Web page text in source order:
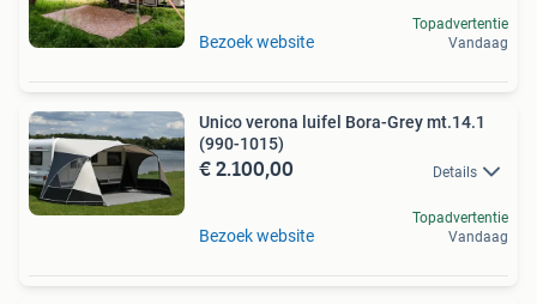
Bezoek website
Topadvertentie
Vandaag
Unico verona luifel Bora-Grey mt.14.1
(990-1015)
€ 2.100,00 Details
Bezoek website
Topadvertentie
Vandaag